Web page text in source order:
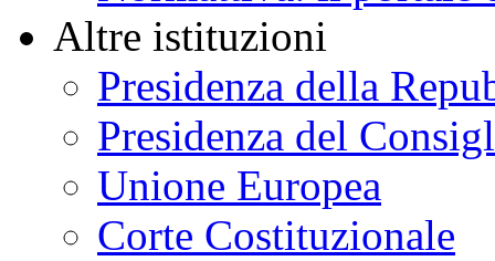
Altre istituzioni
Presidenza della
Presidenza del
Unione Europea
Corte Costituzionale